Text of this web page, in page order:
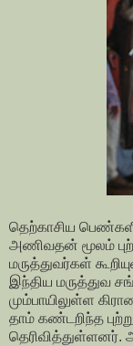
தெற்காசிய
அணிவதன் மூலம்
மருத்துவர்கள்
இந்திய மருத்துவ
மும்பாயிலுள்ள
தாம் கண்டறிந்த
தெரிவித்துள்ளனர்.